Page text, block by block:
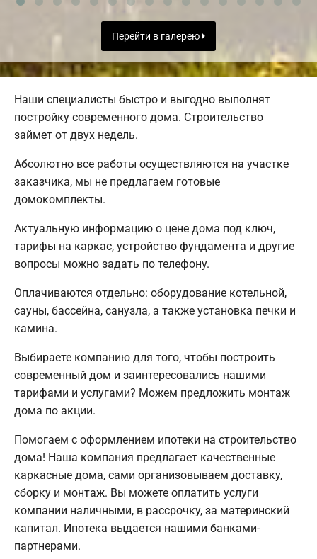
Перейти в галерею
Наши специалисты быстро и выгодно выполнят
постройку современного дома. Строительство
займет от двух недель.
Абсолютно все работы осуществляются на участке
заказчика, мы не предлагаем готовые
домокомплекты.
Актуальную информацию о цене дома под ключ,
тарифы на каркас, устройство фундамента и другие
вопросы можно задать по телефону.
Оплачиваются отдельно: оборудование котельной,
сауны, бассейна, санузла, а также установка печки и
камина.
Выбираете компанию для того, чтобы построить
современный дом и заинтересовались нашими
тарифами и услугами? Можем предложить монтаж
дома по акции.
Помогаем с оформлением ипотеки на строительство
дома! Наша компания предлагает качественные
каркасные дома, сами организовываем доставку,
сборку и монтаж. Вы можете оплатить услуги
компании наличными, в рассрочку, за материнский
капитал. Ипотека выдается нашими банками-
партнерами.